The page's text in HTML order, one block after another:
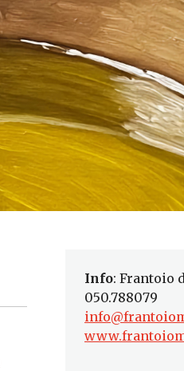
Info: Frantoio
050.788079